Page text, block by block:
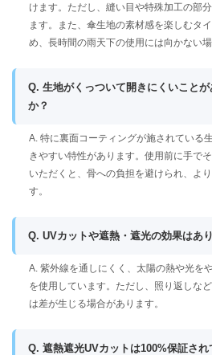
けます。ただし、縫い目や特殊加工の部
ます。また、傘生地の素材感を楽しむタ
め、長時間の雨天下の使用には向かない場
Q. 生地がくっついて開きにくいこと
か？
A. 特に裏面コーティングが施されている
きやすい特性があります。使用前に手で
いただくと、骨への負担を避けられ、よ
す。
Q. UVカットや遮熱・遮光の効果はあ
A. 紫外線を通しにくく、太陽の熱や光を
を使用しています。ただし、照り返しな
は差が生じる場合があります。
Q. 遮熱遮光UVカットは100%保証され